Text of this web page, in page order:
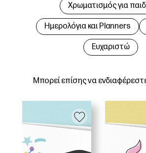
Μπορεί επίσης να
Χρωματισμός για
Hμερολόγια και Planners
Ευχαριστώ